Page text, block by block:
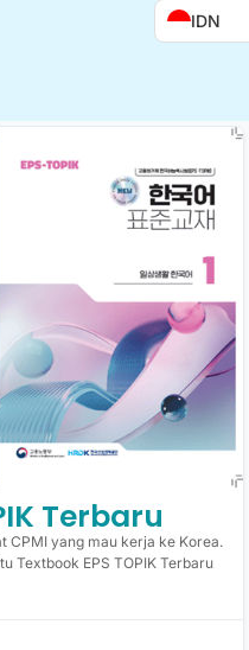
IDN
Terbaru
CPMI yang mau kerja ke Korea.
Textbook EPS TOPIK Terbaru